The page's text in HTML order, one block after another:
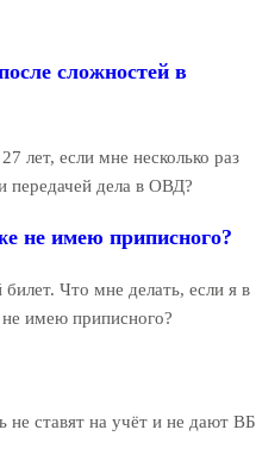
сложностей в
лет, если мне несколько раз
передачей дела в ОВД?
не имею приписного?
Что мне делать, если я в
имею приписного?
не ставят на учёт и не дают ВБ